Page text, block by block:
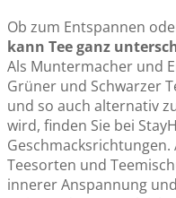
Ob zum Entspannen
kann Tee ganz
Als Muntermacher und
Grüner und Schwarzer
und so auch alternativ
wird, finden Sie bei
Teesorten und
innerer Anspannung